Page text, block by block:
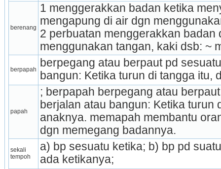
berenang
1 menggerakkan badan ketika
mengapung di air dgn
2 perbuatan menggerakkan badan
menggunakan tangan, kaki dsb: ~
berpapah
berpegang atau berpaut pd
bangun: Ketika turun di tangga itu,
papah
; berpapah berpegang atau
berjalan atau bangun: Ketika turun
anaknya. memapah membantu
dgn memegang badannya.
sekali
tempoh
a) bp sesuatu ketika; b) bp pd
ada ketika­nya;